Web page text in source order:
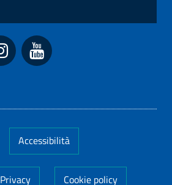
Accessibilità
Privacy Cookie policy